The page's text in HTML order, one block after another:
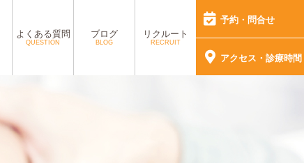
よくある質問
QUESTION
ブログ
BLOG
リクルート
RECRUIT
予約・問合せ
アクセス・診療時間